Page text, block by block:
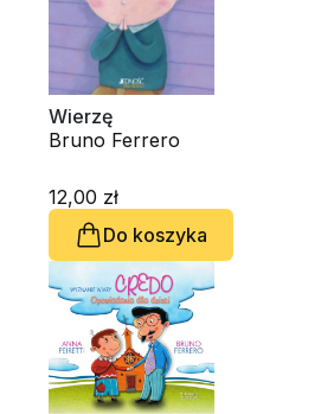
Wierzę
Bruno Ferrero
12,00 zł
Do koszyka